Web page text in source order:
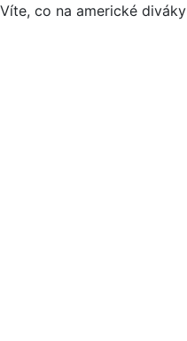
Víte, co na americké